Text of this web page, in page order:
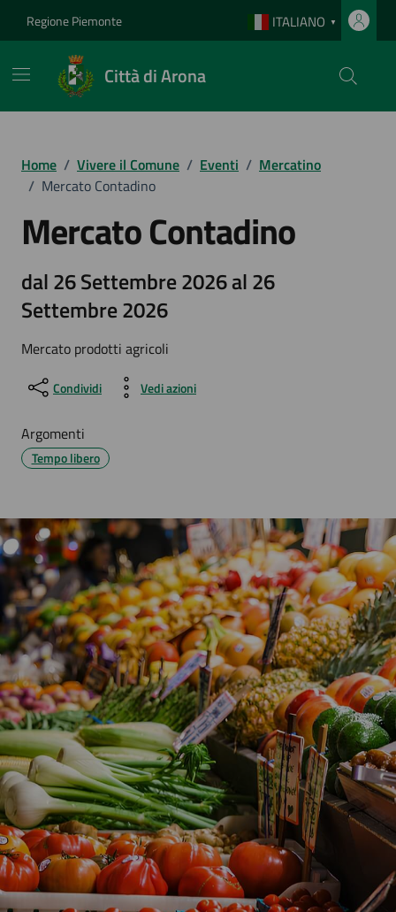
Regione Piemonte ITALIANO ▼
Città di Arona
Home / Vivere il Comune / Eventi / Mercatino
/ Mercato Contadino
Mercato Contadino
dal 26 Settembre 2026 al 26
Settembre 2026
Mercato prodotti agricoli
Condividi Vedi azioni
Argomenti
Tempo libero